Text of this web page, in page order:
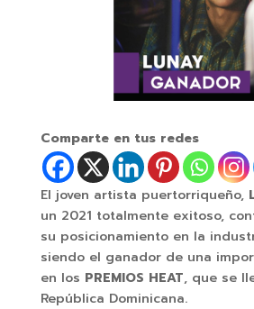
Comparte en tus redes
El joven artista puertorriqueño,
un 2021 totalmente exitoso,
su posicionamiento en la
siendo el ganador de una
en los PREMIOS HEAT, que se
República Dominicana.